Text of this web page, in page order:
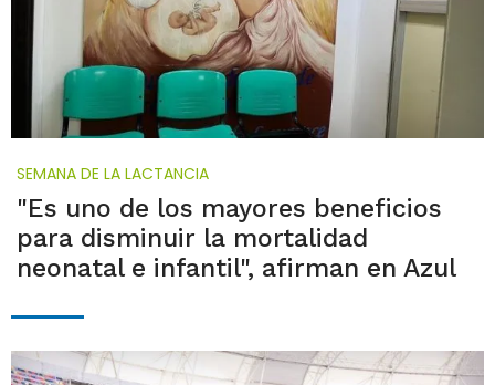
SEMANA DE LA LACTANCIA
"Es uno de los mayores beneficios
para disminuir la mortalidad
neonatal e infantil", afirman en Azul